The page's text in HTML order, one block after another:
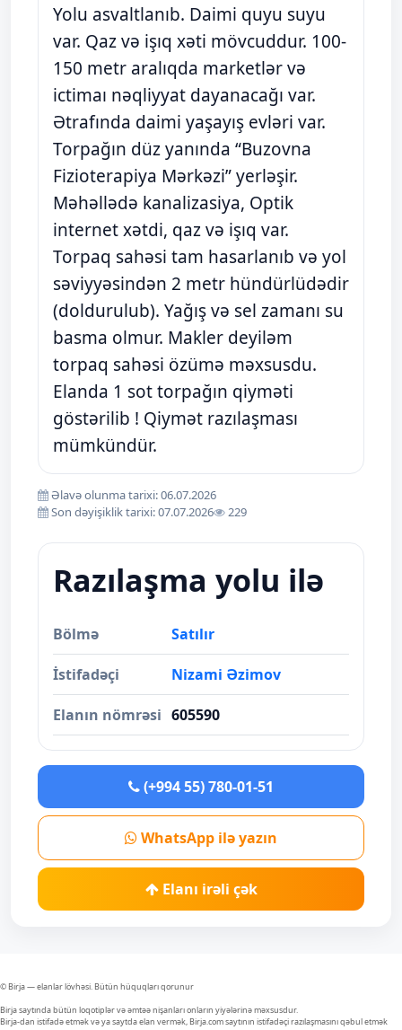
Yolu asvaltlanıb. Daimi quyu suyu
var. Qaz və işıq xəti mövcuddur. 100-
150 metr aralıqda marketlər və
ictimaı nəqliyyat dayanacağı var.
Ətrafında daimi yaşayış evləri var.
Torpağın düz yanında “Buzovna
Fizioterapiya Mərkəzi” yerləşir.
Məhəllədə kanalizasiya, Optik
internet xətdi, qaz və işıq var.
Torpaq sahəsi tam hasarlanıb və yol
səviyyəsindən 2 metr hündürlüdədir
(doldurulub). Yağış və sel zamanı su
basma olmur. Makler deyiləm
torpaq sahəsi özümə məxsusdu.
Elanda 1 sot torpağın qiyməti
göstərilib ! Qiymət razılaşması
mümkündür.
Əlavə olunma tarixi: 06.07.2026
Son dəyişiklik tarixi: 07.07.2026
229
Razılaşma yolu ilə
Bölmə Satılır
İstifadəçi Nizami Əzimov
Elanın nömrəsi 605590
(+994 55) 780-01-51
WhatsApp ilə yazın
Elanı irəli çək
© Birja — elanlar lövhəsi. Bütün hüquqları qorunur
Birja saytında bütün loqotiplər və əmtəə nişanları onların yiyələrinə məxsusdur.
Birja-dan istifadə etmək və ya saytda elan vermək, Birja.com saytının istifadəçi razılaşmasını qəbul etmək